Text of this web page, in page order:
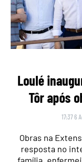
Loulé
Tôr após
17:37 6
Obras na
resposta no